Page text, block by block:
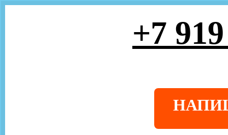
+7